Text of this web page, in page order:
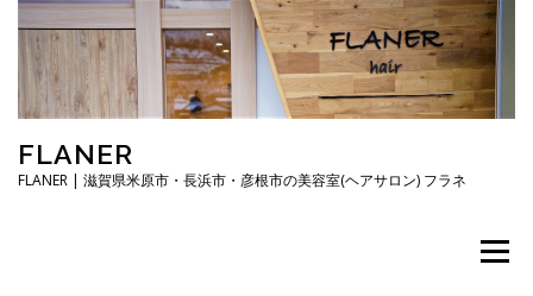
FLANER
FLANER | 滋賀県米原市・長浜市・彦根市の美容室(ヘアサロン) フラネ
メニュー